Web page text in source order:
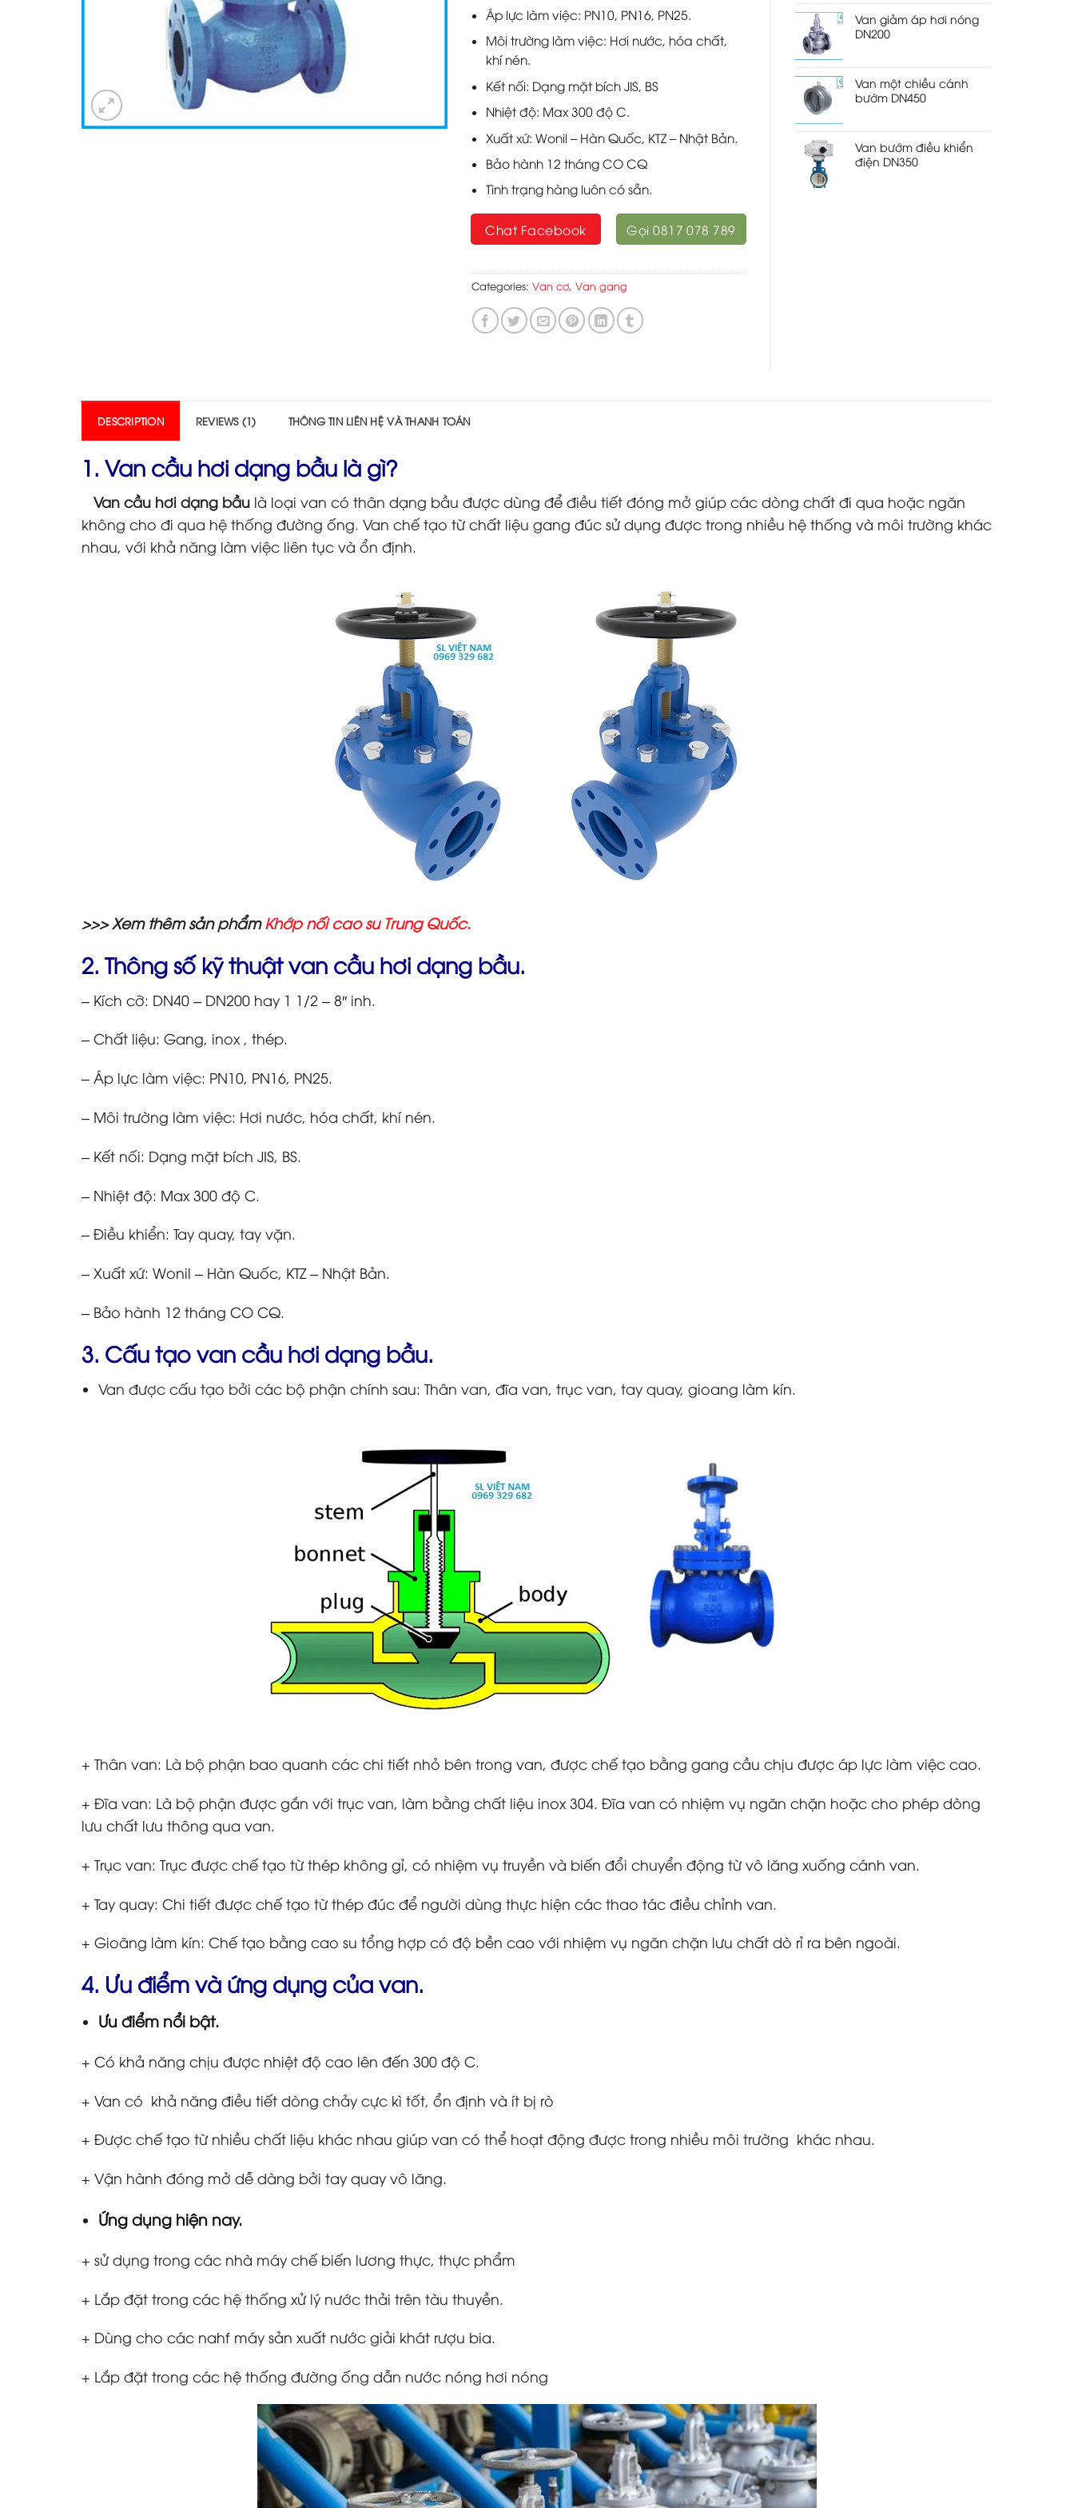
Áp lực làm việc: PN10, PN16, PN25.
Môi trường làm việc: Hơi nước, hóa chất,
khí nén.
Kết nối: Dạng mặt bích JIS, BS
Nhiệt độ: Max 300 độ C.
Xuất xứ: Wonil – Hàn Quốc, KTZ – Nhật Bản.
Bảo hành 12 tháng CO CQ
Tình trạng hàng luôn có sẵn.
Chat Facebook Gọi 0817 078 789
Categories: Van cơ, Van gang
Van giảm áp hơi nóng
DN200
Van một chiều cánh
bướm DN450
Van bướm điều khiển
điện DN350
DESCRIPTION REVIEWS (1) THÔNG TIN LIÊN HỆ VÀ THANH TOÁN
1. Van cầu hơi dạng bầu là gì?
Van cầu hơi dạng bầu là loại van có thân dạng bầu được dùng để điều tiết đóng mở giúp các dòng chất đi qua hoặc ngăn
không cho đi qua hệ thống đường ống. Van chế tạo từ chất liệu gang đúc sử dụng được trong nhiều hệ thống và môi trường khác
nhau, với khả năng làm việc liên tục và ổn định.
>>> Xem thêm sản phẩmKhớp nối cao su Trung Quốc.
2. Thông số kỹ thuật van cầu hơi dạng bầu.
– Kích cỡ: DN40 – DN200 hay 1 1/2 – 8″ inh.
– Chất liệu: Gang, inox , thép.
– Áp lực làm việc: PN10, PN16, PN25.
– Môi trường làm việc: Hơi nước, hóa chất, khí nén.
– Kết nối: Dạng mặt bích JIS, BS.
– Nhiệt độ: Max 300 độ C.
– Điều khiển: Tay quay, tay vặn.
– Xuất xứ: Wonil – Hàn Quốc, KTZ – Nhật Bản.
– Bảo hành 12 tháng CO CQ.
3. Cấu tạo van cầu hơi dạng bầu.
Van được cấu tạo bởi các bộ phận chính sau: Thân van, đĩa van, trục van, tay quay, gioang làm kín.
+ Thân van: Là bộ phận bao quanh các chi tiết nhỏ bên trong van, được chế tạo bằng gang cầu chịu được áp lực làm việc cao.
+ Đĩa van: Là bộ phận được gắn với trục van, làm bằng chất liệu inox 304. Đĩa van có nhiệm vụ ngăn chặn hoặc cho phép dòng
lưu chất lưu thông qua van.
+ Trục van: Trục được chế tạo từ thép không gỉ, có nhiệm vụ truyền và biến đổi chuyển động từ vô lăng xuống cánh van.
+ Tay quay: Chi tiết được chế tạo từ thép đúc để người dùng thực hiện các thao tác điều chỉnh van.
+ Gioăng làm kín: Chế tạo bằng cao su tổng hợp có độ bền cao với nhiệm vụ ngăn chặn lưu chất dò rỉ ra bên ngoài.
4. Ưu điểm và ứng dụng của van.
Ưu điểm nổi bật.
+ Có khả năng chịu được nhiệt độ cao lên đến 300 độ C.
+ Van có khả năng điều tiết dòng chảy cực kì tốt, ổn định và ít bị rò
+ Được chế tạo từ nhiều chất liệu khác nhau giúp van có thể hoạt động được trong nhiều môi trường khác nhau.
+ Vận hành đóng mở dễ dàng bởi tay quay vô lăng.
Ứng dụng hiện nay.
+ sử dụng trong các nhà máy chế biến lương thực, thực phẩm
+ Lắp đặt trong các hệ thống xử lý nước thải trên tàu thuyền.
+ Dùng cho các nahf máy sản xuất nước giải khát rượu bia.
+ Lắp đặt trong các hệ thống đường ống dẫn nước nóng hơi nóng